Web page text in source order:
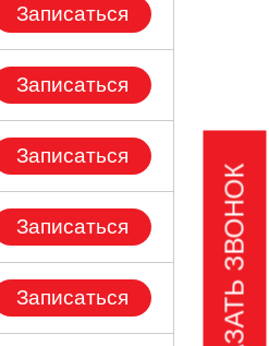
Записаться
Записаться
Записаться
Записаться
Записаться ЗАКАЗАТЬ ЗВОНОК